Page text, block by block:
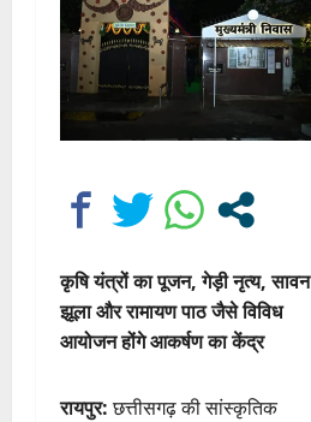
कृषि यंत्रों का पूजन, गेड़ी नृत्य, सावन
झूला और रामायण पाठ जैसे विविध
आयोजन होंगे आकर्षण का केंद्र
रायपुर:छत्तीसगढ़ की सांस्कृतिक